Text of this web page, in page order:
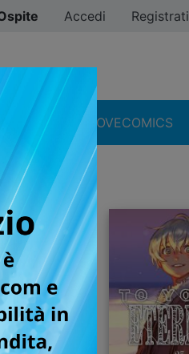
Accedi Registrati
#ILOVECOMICS